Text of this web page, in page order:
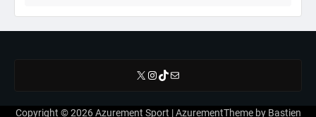
X Instagram
TikTok
E-mail
Copyright © 2026Azurement Sport | AzurementTheme by Bastien